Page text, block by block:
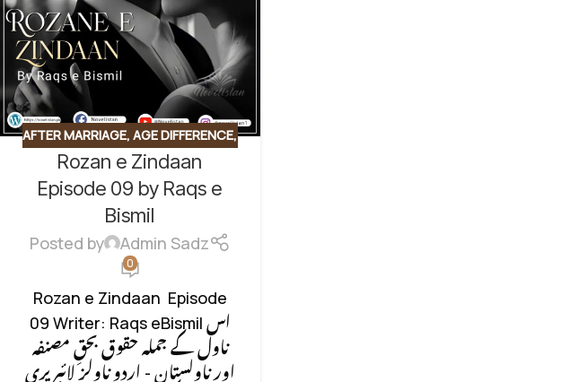
AFTER MARRIAGE,AGE DIFFERENCE,
CLASS CONFLICT,
CONTEMPORARY FICTION
CONTRACT MARRIAGE
NIKAH BASED, REVENGE BASED
SOCIAL ROMANTIC
Rozan e Zindaan
Episode 09 by Raqs e
Bismil
Posted by Admin Sadz
0
Rozan e Zindaan Episode
09 Writer: Raqs eBismil اس
ناول کے جملہ حقوق بحقِ مصنفہ
اور ناولستان - اردو ناولز لائبریری